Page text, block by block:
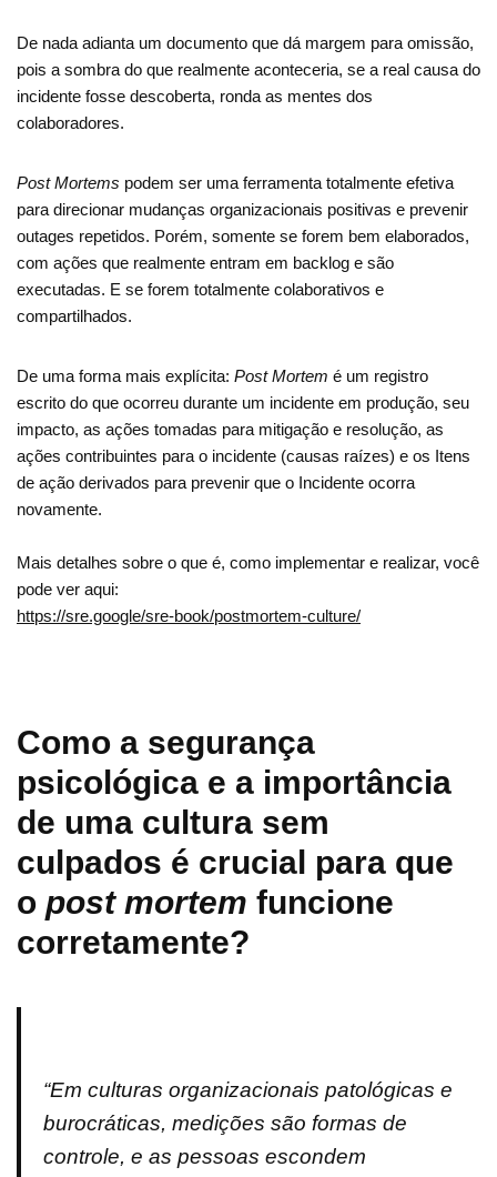
De nada adianta um documento que dá margem para omissão,
pois a sombra do que realmente aconteceria, se a real causa do
incidente fosse descoberta, ronda as mentes dos
colaboradores.
Post Mortems podem ser uma ferramenta totalmente efetiva
para direcionar mudanças organizacionais positivas e prevenir
outages repetidos. Porém, somente se forem bem elaborados,
com ações que realmente entram em backlog e são
executadas. E se forem totalmente colaborativos e
compartilhados.
De uma forma mais explícita: Post Mortem é um registro
escrito do que ocorreu durante um incidente em produção, seu
impacto, as ações tomadas para mitigação e resolução, as
ações contribuintes para o incidente (causas raízes) e os Itens
de ação derivados para prevenir que o Incidente ocorra
novamente.
Mais detalhes sobre o que é, como implementar e realizar, você
pode ver aqui:
https://sre.google/sre-book/postmortem-culture/
Como a segurança
psicológica e a importância
de uma cultura sem
culpados é crucial para que
o post mortem funcione
corretamente?
“Em culturas organizacionais patológicas e
burocráticas, medições são formas de
controle, e as pessoas escondem